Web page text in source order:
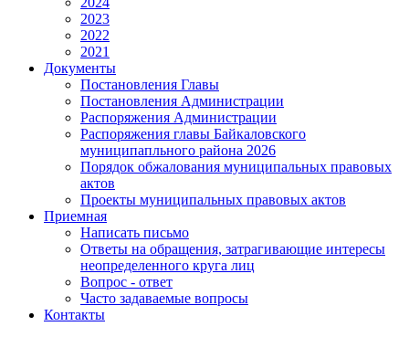
2023
2022
2021
Документы
Постановления Главы
Постановления Администрации
Распоряжения Администрации
Распоряжения главы Байкаловского
муниципапльного района 2026
Порядок обжалования муниципальных правовых
актов
Проекты муниципальных правовых актов
Приемная
Написать письмо
Ответы на обращения, затрагивающие интересы
неопределенного круга лиц
Вопрос - ответ
Часто задаваемые вопросы
Контакты